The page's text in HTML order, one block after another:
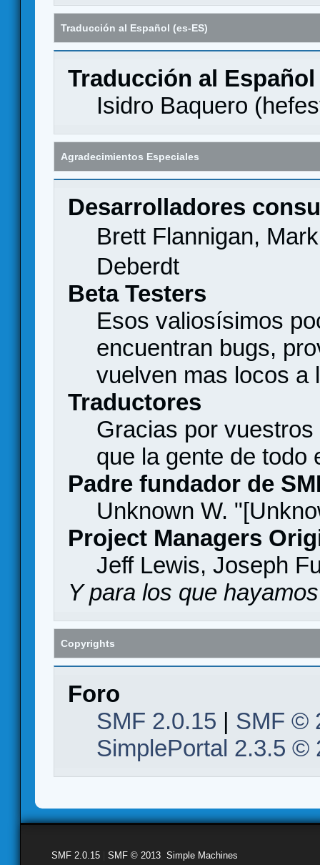
Traducción al Español (es-ES)
Traducción al Español
Isidro Baquero (
Agradecimientos Especiales
Desarrolladores
Brett Flannigan,
Deberdt
Beta Testers
Esos valiosísimos
encuentran bugs,
vuelven mas locos a
Traductores
Gracias por
que la gente de todo
Padre fundador de
Unknown W.
Project Managers
Jeff Lewis, Joseph
Y para los que
Copyrights
Foro
SMF 2.0.15 | SMF ©
SimplePortal 2.3.5 ©
SMF 2.0.15 SMF © 2013 Simple Machines